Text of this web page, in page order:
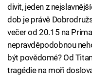
divit, jeden z
dob je právě
večer od 20.15 na
nepravděpodobnou
být povědomé? Od
tragédie na moři